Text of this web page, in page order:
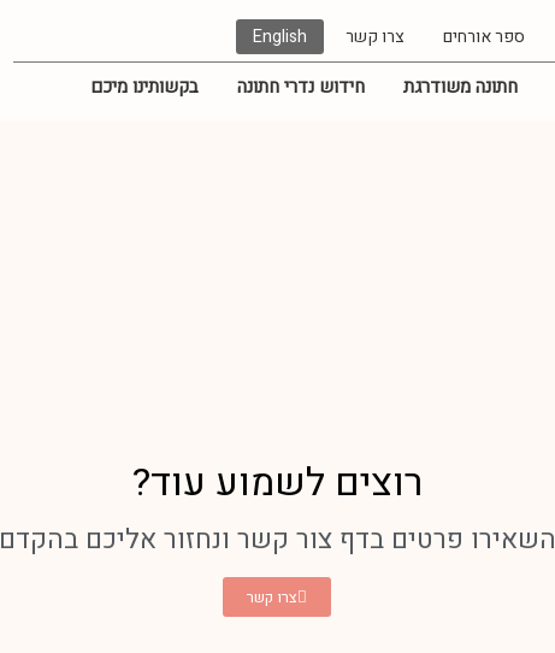
ספר אורחים צרו קשר English
חתונה משודרגת חידוש נדרי חתונה בקשותינו מיכם
רוצים לשמוע עוד?
השאירו פרטים בדף צור קשר ונחזור אליכם בהקדם
צרו קשר